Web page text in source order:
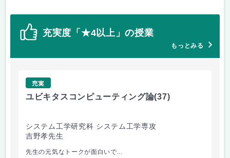
充実度「★4以上」の授業
もっとみる
充実
ユビキタスコンピューティング論(37)
システム工学研究科 システム工学専攻
吉野孝先生
先生の元気なトークが面白いで...